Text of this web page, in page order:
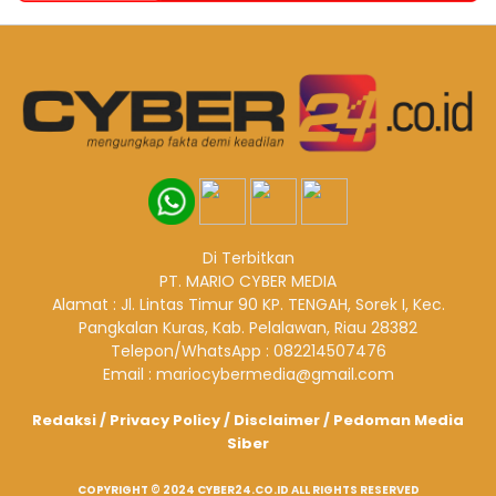
Di Terbitkan
PT. MARIO CYBER MEDIA
Alamat : Jl. Lintas Timur 90 KP. TENGAH, Sorek I, Kec.
Pangkalan Kuras, Kab. Pelalawan, Riau 28382
Telepon/WhatsApp : 082214507476
Email : mariocybermedia@gmail.com
Redaksi/ Privacy Policy/ Disclaimer/ Pedoman Media
Siber
COPYRIGHT © 2024 CYBER24.CO.ID ALL RIGHTS RESERVED